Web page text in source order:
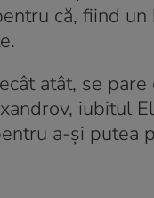
că, fiind
atât, se
iubitul
a-și putea